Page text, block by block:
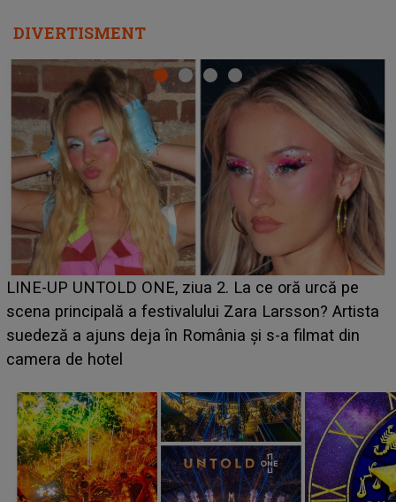
DIVERTISMENT
Ce a dezvăluit noua concurentă din "Casa Iubirii" l-a
luat prin surprindere pe Emanuel. CINE ESTE
BĂIATUL VIZAT de Alexandra?! Aflându-se în fața
faptului împlinit, A RECUNOSCUT IMEDIAT: "Am